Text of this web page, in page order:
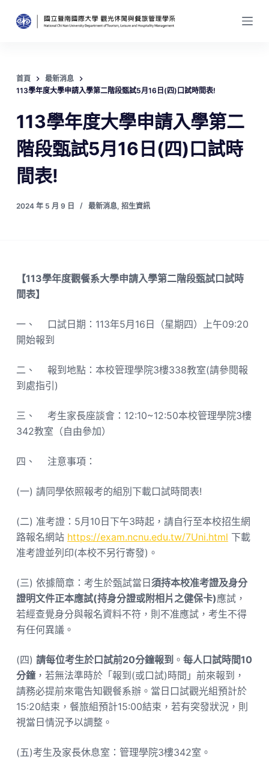
跳
至
內
容
首頁
最新消息
113學年度大學申請入學第二階段甄試5月16日(四)口試時間表!
113學年度大學申請入學第二
階段甄試5月16日(四)口試時
間表!
2024 年 5 月 9 日 最新消息, 招生資訊
【113學年度觀餐系大學申請入學第二階段甄試口試時
間表】
一、 口試日期：113年5月16日（星期四）上午09:20
開始報到
二、 報到地點：本校管理學院3樓338教室(請參閱報
到處指引)
三、 考生家長座談會：12:10~12:50本校管理學院3樓
342教室（自由參加）
四、 注意事項：
(一) 請同學依照報考的組別下載口試時間表!
(二) 准考證：5月10日下午3時起，請自行至本校招生網
路報名網站 https://exam.ncnu.edu.tw/7Uni.html 下載
准考證並列印(本校不另行寄發)。
(三) 依據簡章：考生於甄試當日 須持本校准考證及身分
證明文件正本應試(持身分證或附相片之健保卡)應試，
若經查覺身分與報名資料不符，則不准應試，考生不得
有任何異議。
(四) 請每位考生於口試前20分鐘報到 。 每人口試時間10
分鐘，若無法準時於「報到(或口試)時間」前來報到，
請務必提前來電告知觀餐系辦。當日口試觀光組預計於
15:20結束，餐旅組預計15:00結束，若有突發狀況，則
視當日情況予以調整。
(五)考生及家長休息室：管理學院3樓342室。